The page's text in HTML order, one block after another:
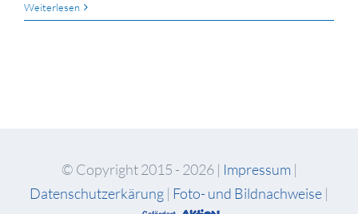
Weiterlesen
© Copyright 2015 - 2026 | Impressum |
Datenschutzerkärung | Foto- und Bildnachweise |